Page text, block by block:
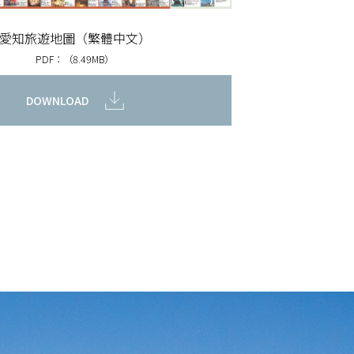
知旅遊地圖（繁體中文）
PDF：（8.49MB）
DOWNLOAD